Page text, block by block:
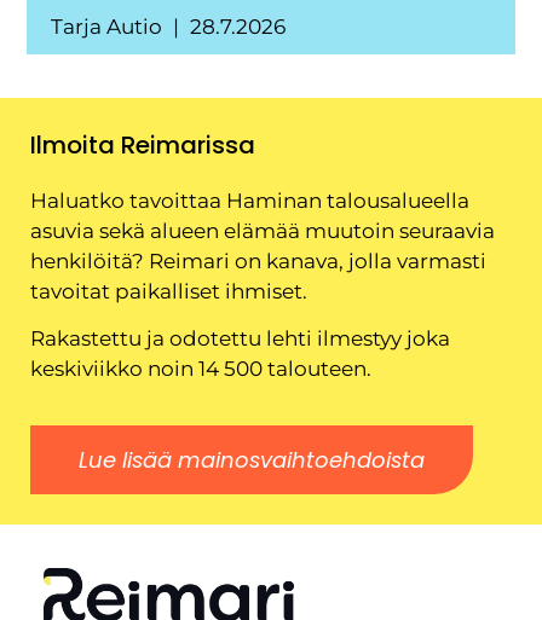
Tarja Autio 28.7.2026
Ilmoita Reimarissa
Haluatko tavoittaa Haminan talousalueella
asuvia sekä alueen elämää muutoin seuraavia
henkilöitä? Reimari on kanava, jolla varmasti
tavoitat paikalliset ihmiset.
Rakastettu ja odotettu lehti ilmestyy joka
keskiviikko noin 14 500 talouteen.
Lue lisää mainosvaihtoehdoista